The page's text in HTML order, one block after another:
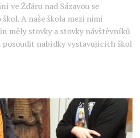
ve Žďáru nad Sázavou se
A naše škola mezi nimi
měly stovky a stovky návštěvníků
nabídky vystavujících škol